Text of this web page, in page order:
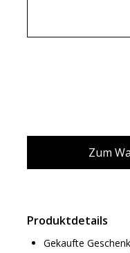
Produktdetails
Gekaufte